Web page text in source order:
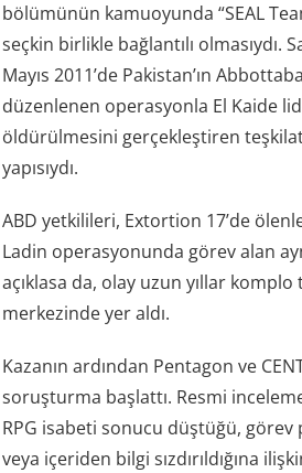
bölümünün kamuoyunda “SEAL
seçkin birlikle bağlantılı olmasıydı.
Mayıs 2011’de Pakistan’ın
düzenlenen operasyonla El Kaide
öldürülmesini gerçekleştiren
yapısıydı.
ABD yetkilileri, Extortion 17’de
Ladin operasyonunda görev alan
açıklasa da, olay uzun yıllar
merkezinde yer aldı.
Kazanın ardından Pentagon ve
soruşturma başlattı. Resmi
RPG isabeti sonucu düştüğü, görev
veya içeriden bilgi sızdırıldığına